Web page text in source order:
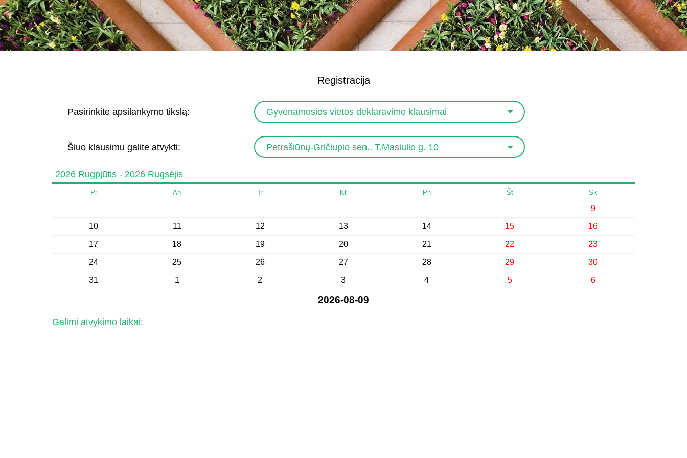
Registracija
Pasirinkite apsilankymo tikslą: Gyvenamosios vietos deklaravimo klausimai
Šiuo klausimu galite atvykti: Petrašiūnų-Gričiupio sen., T.Masiulio g. 10
2026 Rugpjūtis - 2026 Rugsėjis
Pr An Tr Kt Pn Št Sk
9
10 11 12 13 14 15 16
17 18 19 20 21 22 23
24 25 26 27 28 29 30
31 1 2 3 4 5 6
2026-08-09
Galimi atvykimo laikai: